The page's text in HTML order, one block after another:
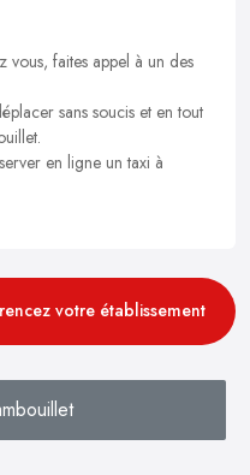
faites appel à un des
sans soucis et en tout
en ligne un taxi à
votre établissement